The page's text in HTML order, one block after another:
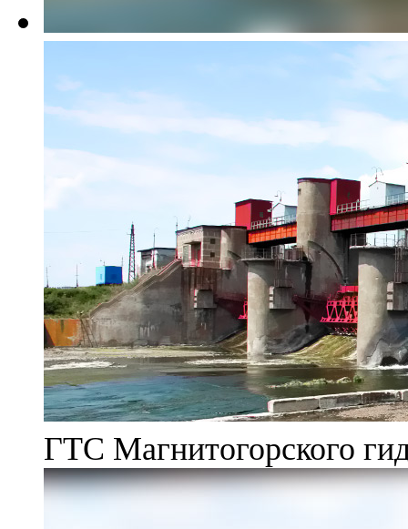
ГТС Магнитогорского